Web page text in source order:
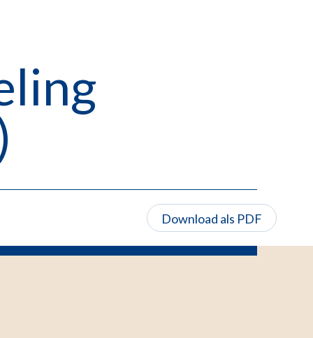
Download als PDF